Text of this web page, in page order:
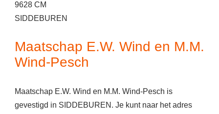
9628 CM
SIDDEBUREN
Maatschap E.W. Wind en M.M.
Wind-Pesch
Maatschap E.W. Wind en M.M. Wind-Pesch is
gevestigd in SIDDEBUREN. Je kunt naar het adres